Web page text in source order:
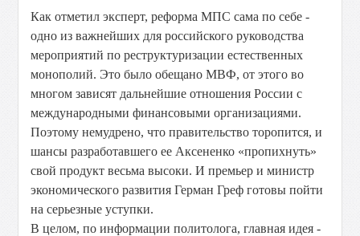
Как отметил эксперт, реформа МПС сама по себе -
одно из важнейших для российского руководства
мероприятий по реструктуризации естественных
монополий. Это было обещано МВФ, от этого во
многом зависят дальнейшие отношения России с
международными финансовыми организациями.
Поэтому немудрено, что правительство торопится, и
шансы разработавшего ее Аксененко «пропихнуть»
свой продукт весьма высоки. И премьер и министр
экономического развития Герман Греф готовы пойти
на серьезные уступки.
В целом, по информации политолога, главная идея -